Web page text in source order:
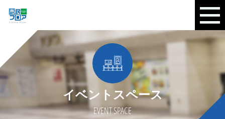
イベントスペース
EVENT SPACE